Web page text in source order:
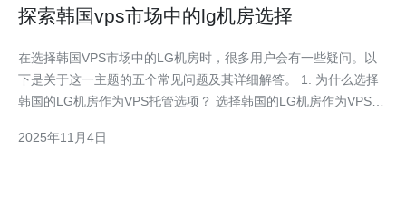
探索韩国vps市场中的lg机房选择
在选择韩国VPS市场中的LG机房时，很多用户会有一些疑问。以
下是关于这一主题的五个常见问题及其详细解答。 1. 为什么选择
韩国的LG机房作为VPS托管选项？ 选择韩国的LG机房作为VPS托
LG机房在韩国拥有多年的运营经验，提供高速的网络连接和全面
2025年11月4日